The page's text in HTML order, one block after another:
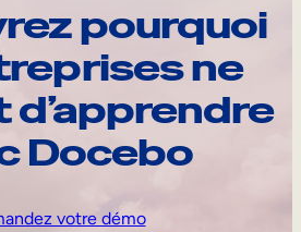
pourquoi
ne
Docebo
votre démo